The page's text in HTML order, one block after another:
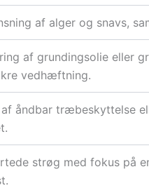
af alger og snavs,
af grundingsolie eller
vedhæftning.
åndbar træbeskyttelse
strøg med fokus på